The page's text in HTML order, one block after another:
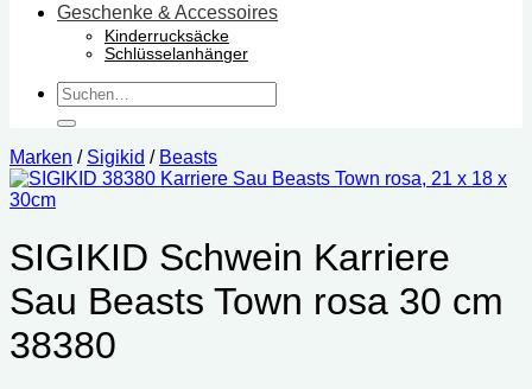
Geschenke & Accessoires
Kinderrucksäcke
Schlüsselanhänger
Suchen
nach:
Marken / Sigikid / Beasts
SIGIKID Schwein Karriere
Sau Beasts Town rosa 30 cm
38380